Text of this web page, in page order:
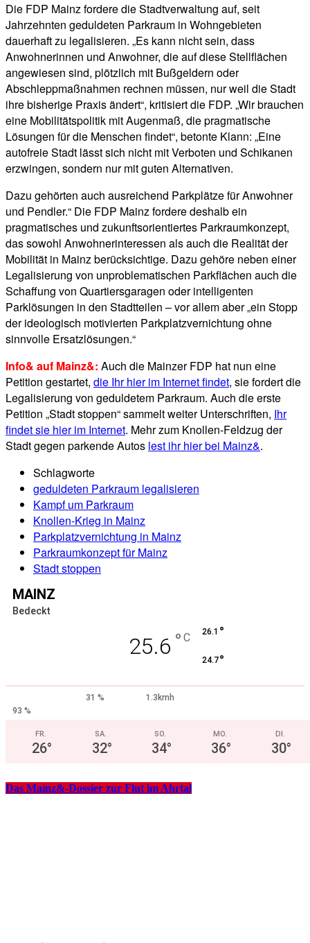
Die FDP Mainz fordere die Stadtverwaltung auf, seit
Jahrzehnten geduldeten Parkraum in Wohngebieten
dauerhaft zu legalisieren. „Es kann nicht sein, dass
Anwohnerinnen und Anwohner, die auf diese Stellflächen
angewiesen sind, plötzlich mit Bußgeldern oder
Abschleppmaßnahmen rechnen müssen, nur weil die Stadt
ihre bisherige Praxis ändert“, kritisiert die FDP. „Wir brauchen
eine Mobilitätspolitik mit Augenmaß, die pragmatische
Lösungen für die Menschen findet“, betonte Klann: „Eine
autofreie Stadt lässt sich nicht mit Verboten und Schikanen
erzwingen, sondern nur mit guten Alternativen.
Dazu gehörten auch ausreichend Parkplätze für Anwohner
und Pendler.“ Die FDP Mainz fordere deshalb ein
pragmatisches und zukunftsorientiertes Parkraumkonzept,
das sowohl Anwohnerinteressen als auch die Realität der
Mobilität in Mainz berücksichtige. Dazu gehöre neben einer
Legalisierung von unproblematischen Parkflächen auch die
Schaffung von Quartiersgaragen oder intelligenten
Parklösungen in den Stadtteilen – vor allem aber „ein Stopp
der ideologisch motivierten Parkplatzvernichtung ohne
sinnvolle Ersatzlösungen.“
Info& auf Mainz&: Auch die Mainzer FDP hat nun eine
Petition gestartet, die Ihr hier im Internet findet, sie fordert die
Legalisierung von geduldetem Parkraum. Auch die erste
Petition „Stadt stoppen“ sammelt weiter Unterschriften, Ihr
findet sie hier im Internet. Mehr zum Knollen-Feldzug der
Stadt gegen parkende Autos lest ihr hier bei Mainz&.
Schlagworte
geduldeten Parkraum legalisieren
Kampf um Parkraum
Knollen-Krieg in Mainz
Parkplatzvernichtung in Mainz
Parkraumkonzept für Mainz
Stadt stoppen
MAINZ
Bedeckt
25.6 ° C 26.1 °
24.7°
31 %
1.3kmh
93 %
FR.
26°
SA.
32°
SO.
34°
MO.
36°
DI.
30°
Das Mainz&-Dossier zur Flut im Ahrtal